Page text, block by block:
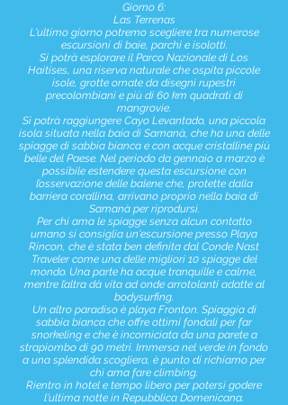
Giorno 6:
Las Terrenas
L'ultimo giorno potremo scegliere tra numerose
escursioni di baie, parchi e isolotti.
Si potrà esplorare il Parco Nazionale di Los
Haitises, una riserva naturale che ospita piccole
isole, grotte ornate da disegni rupestri
precolombiani e più di 60 km quadrati di
mangrovie.
Si potrà raggiungere Cayo Levantado, una piccola
isola situata nella baia di Samanà, che ha una delle
spiagge di sabbia bianca e con acque cristalline più
belle del Paese. Nel periodo da gennaio a marzo è
possibile estendere questa escursione con
l’osservazione delle balene che, protette dalla
barriera corallina, arrivano proprio nella baia di
Samanà per riprodursi.
Per chi ama le spiagge senza alcun contatto
umano si consiglia un'escursione presso Playa
Rincon, che è stata ben definita dal Conde Nast
Traveler come una delle migliori 10 spiagge del
mondo. Una parte ha acque tranquille e calme,
mentre l’altra dà vita ad onde arrotolanti adatte al
bodysurfing.
Un altro paradiso è playa Fronton. Spiaggia di
sabbia bianca che offre ottimi fondali per far
snorkeling e che è incorniciata da una parete a
strapiombo di 90 metri. Immersa nel verde in fondo
a una splendida scogliera, è punto di richiamo per
chi ama fare climbing.
Rientro in hotel e tempo libero per potersi godere
l'ultima notte in Repubblica Domenicana.